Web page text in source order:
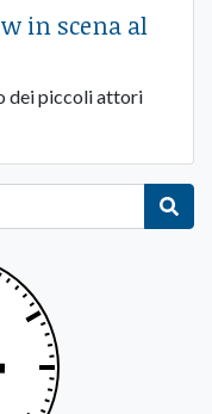
in scena al
dei piccoli attori